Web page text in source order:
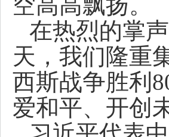
在热烈的掌
天，我们隆重
西斯战争胜利
爱和平、开创